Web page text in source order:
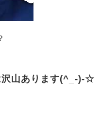
沢山あります(^_-)-☆